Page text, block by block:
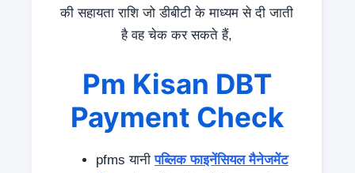
की सहायता राशि जो डीबीटी के माध्यम से दी जाती
है वह चेक कर सकते हैं,
Pm Kisan DBT
Payment Check
pfms यानीपब्लिक फाइनेंसियल मैनेजमेंट